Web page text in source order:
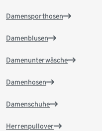
Damensporthosen
Damenblusen
Damenunterwäsche
Damenhosen
Damenschuhe
Herrenpullover